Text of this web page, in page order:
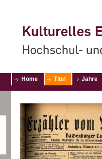
Kulturelles
Hochschul-
Home Titel Jahre